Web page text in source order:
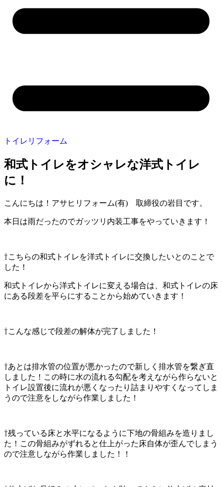
トイレリフォーム
和式トイレをオシャレな洋式トイレ
に！
こんにちは！アサヒリフォーム(有) 取締役の岩目です。
本日は雨だったのでガッツリ内装工事をやっていきます！
⇧こちらの和式トイレを洋式トイレに交換したいとのことで
した！
和式トイレから洋式トイレに変える場合は、和式トイレの床
にある段差を平らにすることから始めていきます！
⇧こんな感じで段差の解体が完了しました！
⇧あとは排水管の位置が悪かったので新しく排水管を繋ぎ直
しました！この時に水の流れる勾配を考えながら作らないと
トイレ設置後に流れが悪くなったり詰まりやすくなってしま
うので注意をしながら作業しました！
⇧残っている床と水平になるように下地の骨組みを造りまし
た！この骨組みがずれると仕上がった床自体が歪んでしまう
ので注意しながら作業しました！！